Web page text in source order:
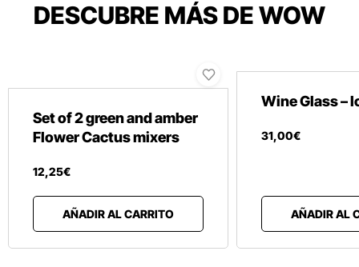
DESCUBRE MÁS DE WOW
Set of 2 green and amber
Flower Cactus mixers
12,25€
AÑADIR AL CARRITO
Wine Glass –
31,00€
AÑADIR AL